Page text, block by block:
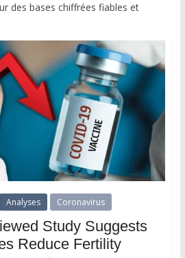
des bases chiffrées fiables et
Analyses Coronavirus
Study Suggests
Reduce Fertility